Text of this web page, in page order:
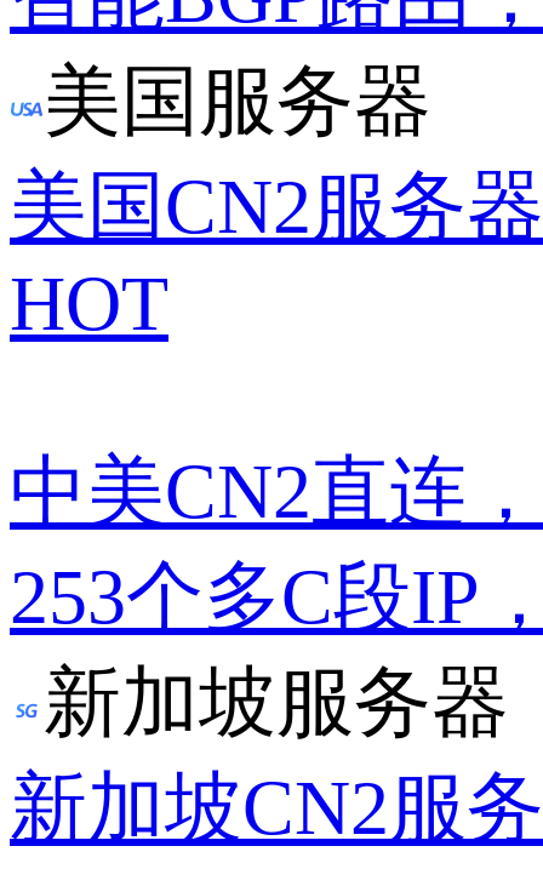
美国服务器
美国CN2服务器
HOT
中美CN2直连
253个多C段IP
新加坡服务器
新加坡CN2服